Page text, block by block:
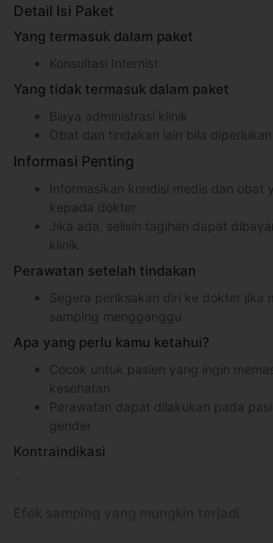
Detail Isi Paket
Yang termasuk dalam paket
Konsultasi Internist
Yang tidak termasuk dalam paket
Biaya administrasi klinik
Obat dan tindakan lain bila diperlukan
Informasi Penting
Informasikan kondisi medis dan obat
kepada dokter
Jika ada, selisih tagihan dapat
klinik
Perawatan setelah tindakan
Segera periksakan diri ke dokter jika
samping mengganggu
Apa yang perlu kamu ketahui?
Cocok untuk pasien yang ingin
kesehatan
Perawatan dapat dilakukan pada
gender
Kontraindikasi